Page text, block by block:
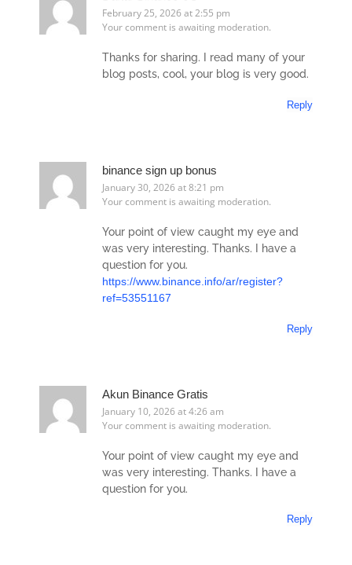
February 25, 2026 at 2:55 pm
Your comment is awaiting moderation.
Thanks for sharing. I read many of your
blog posts, cool, your blog is very good.
Reply
binance sign up bonus
January 30, 2026 at 8:21 pm
Your comment is awaiting moderation.
Your point of view caught my eye and
was very interesting. Thanks. I have a
question for you.
https://www.binance.info/ar/register?
ref=53551167
Reply
Akun Binance Gratis
January 10, 2026 at 4:26 am
Your comment is awaiting moderation.
Your point of view caught my eye and
was very interesting. Thanks. I have a
question for you.
Reply